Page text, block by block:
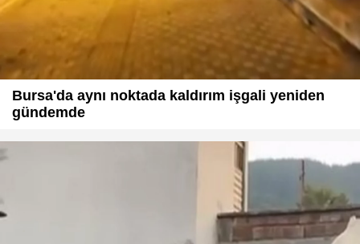
Bursa'da aynı noktada kaldırım işgali yeniden
gündemde